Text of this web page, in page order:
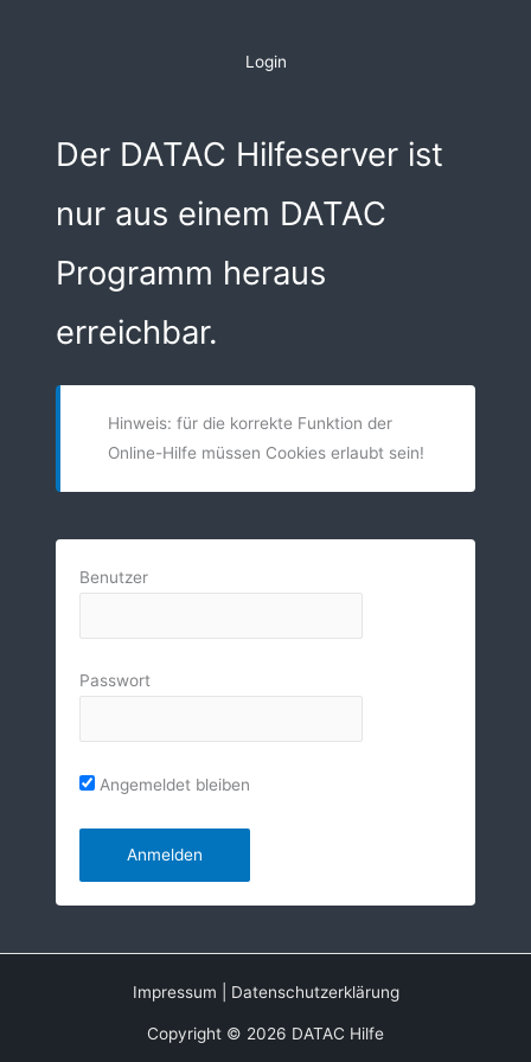
Login
Der DATAC Hilfeserver ist
nur aus einem DATAC
Programm heraus
erreichbar.
Hinweis: für die korrekte Funktion der
Online-Hilfe müssen Cookies erlaubt sein!
Benutzer
Passwort
Angemeldet bleiben
Impressum Datenschutzerklärung
Copyright © 2026 DATAC Hilfe